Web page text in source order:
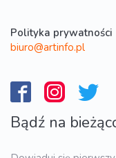
Polityka prywatności
biuro@artinfo.pl
Bądź na